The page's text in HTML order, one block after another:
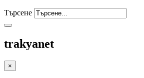
Търсене
trakyanet
×